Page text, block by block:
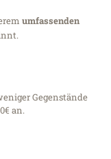
umfassenden
Gegenstände
an.